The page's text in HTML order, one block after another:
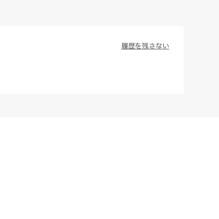
履歴を残さない